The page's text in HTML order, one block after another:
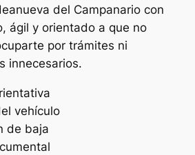
del Campanario con
ágil y orientado a que no
por trámites ni
innecesarios.
vehículo
de baja